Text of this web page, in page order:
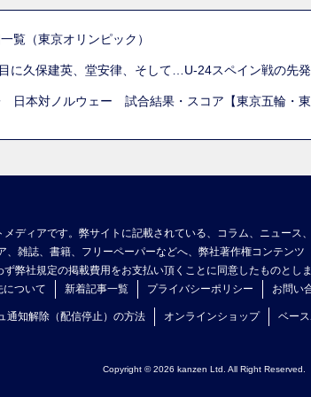
（東京オリンピック）
に久保建英、堂安律、そして…U-24スペイン戦の先
本対ノルウェー 試合結果・スコア【東京五輪・東
メディアです。弊サイトに記載されている、コラム、ニュー
、雑誌、書籍、フリーペーパーなどへ、弊社著作権コンテン
弊社規定の掲載費用をお支払い頂くことに同意したものとしま
について 新着記事一覧 プライバシーポリシー お問い
通知解除（配信停止）の方法 オンラインショップ ベー
Copyright © 2026 kanzen Ltd. All Right Reserved.